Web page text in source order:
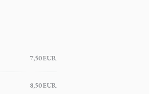
7,50 EUR
8,50 EUR